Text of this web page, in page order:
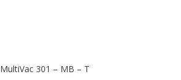
MultiVac 301 – MB – T